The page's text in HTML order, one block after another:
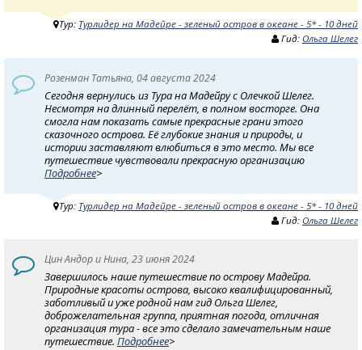
Тур: Турлидер на Мадейре - зеленый остров в океане - 5* - 10 дней
Гид: Ольга Шелег
Розенман Татьяна, 04 августа 2024
Сегодня вернулись из Тура на Мадейру с Олечкой Шелег.
Несмотря на длинный перелёт, в полном восторге. Она
смогла нам показать самые прекрасные грани этого
сказочного острова. Её глубокие знания и природы, и
истории заставляют влюбиться в это место. Мы все
путешествие чувствовали прекрасную организацию
Подробнее>
Тур: Турлидер на Мадейре - зеленый остров в океане - 5* - 10 дней
Гид: Ольга Шелег
Цин Андор и Нина, 23 июня 2024
Завершилось наше путешествие по острову Мадейра.
Природные красоты острова, высоко квалифицированный,
заботливый и уже родной нам гид Ольга Шелег,
доброжелательная группа, приятная погода, отличная
организация тура - все это сделало замечательным наше
путешествие. Подробнее>